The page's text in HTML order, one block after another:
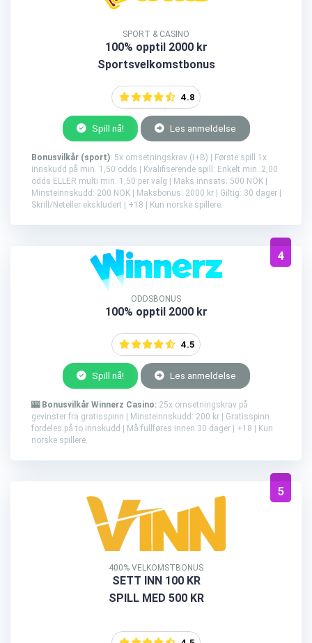
SPORT & CASINO
100% opptil 2000 kr
Sportsvelkomstbonus
4.8
Spill nå! Les anmeldelse
Bonusvilkår (sport): 5x omsetningskrav (I+B) | Første spill 1x
innskudd på min. 1,50 odds | Kvalifiserende spill: Enkelt min. 2,00
odds ELLER multi min. 1,50 per valg | Maks innsats: 500 NOK |
Minsteinnskudd: 200 NOK | Maksbonus: 2000 kr | Giltig: 30 dager |
Skrill/Neteller ekskludert | +18 | Kun norske spillere.
4
ODDSBONUS
100% opptil 2000 kr
4.5
Spill nå! Les anmeldelse
🎰 Bonusvilkår Winnerz Casino: 25x omsetningskrav på
gevinster fra gratisspinn | Minsteinnskudd: 200 kr | Gratisspinn
fordeles på to innskudd | Må fullføres innen 30 dager | +18 | Kun
norske spillere.
5
400% VELKOMSTBONUS
SETT INN 100 KR
SPILL MED 500 KR